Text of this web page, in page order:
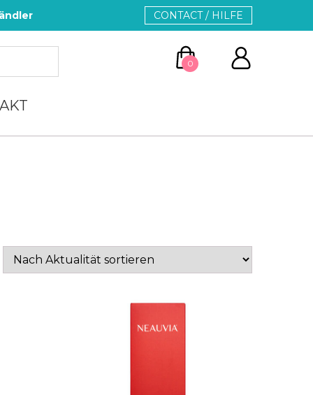
CONTACT / HILFE
0
WEITER EINKAUFEN